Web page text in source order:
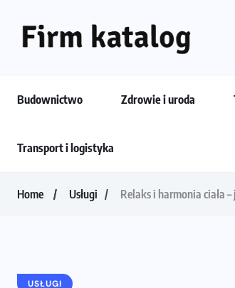
Budownictwo Zdrowie i uroda
Transport i logistyka
Home Usługi Relaks i harmonia ciała
USŁUGI